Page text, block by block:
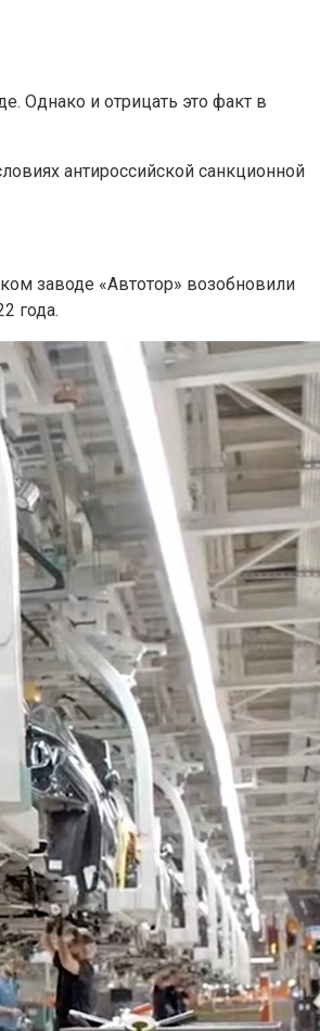
Однако и отрицать это факт в
антироссийской санкционной
заводе «Автотор» возобновили
года.